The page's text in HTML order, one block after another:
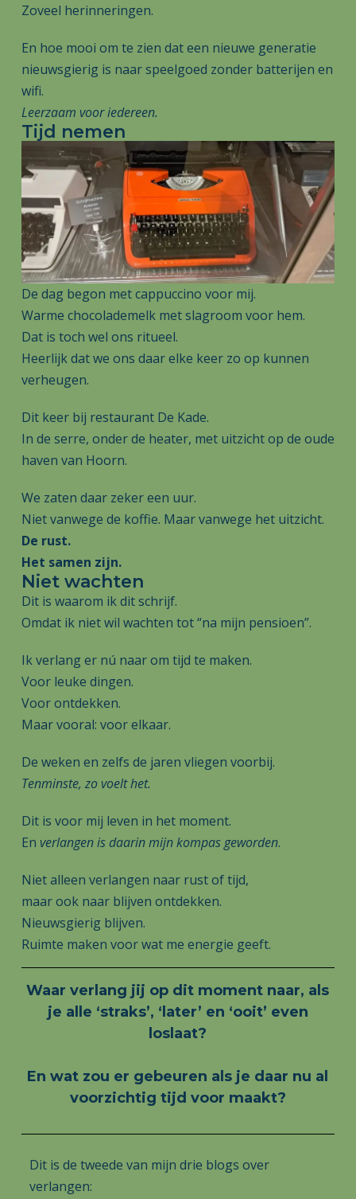
Zoveel herinneringen.
En hoe mooi om te zien dat een nieuwe generatie
nieuwsgierig is naar speelgoed zonder batterijen en
wifi.
Leerzaam voor iedereen.
Tijd nemen
De dag begon met cappuccino voor mij.
Warme chocolademelk met slagroom voor hem.
Dat is toch wel ons ritueel.
Heerlijk dat we ons daar elke keer zo op kunnen
verheugen.
Dit keer bij restaurant De Kade.
In de serre, onder de heater, met uitzicht op de oude
haven van Hoorn.
We zaten daar zeker een uur.
Niet vanwege de koffie. Maar vanwege het uitzicht.
De rust.
Het samen zijn.
Niet wachten
Dit is waarom ik dit schrijf.
Omdat ik niet wil wachten tot “na mijn pensioen”.
Ik verlang er nú naar om tijd te maken.
Voor leuke dingen.
Voor ontdekken.
Maar vooral: voor elkaar.
De weken en zelfs de jaren vliegen voorbij.
Tenminste, zo voelt het.
Dit is voor mij leven in het moment.
En verlangen is daarin mijn kompas geworden.
Niet alleen verlangen naar rust of tijd,
maar ook naar blijven ontdekken.
Nieuwsgierig blijven.
Ruimte maken voor wat me energie geeft.
Waar verlang jij op dit moment naar, als
je alle ‘straks’, ‘later’ en ‘ooit’ even
loslaat?
En wat zou er gebeuren als je daar nu al
voorzichtig tijd voor maakt?
Dit is de tweede van mijn drie blogs over
verlangen: